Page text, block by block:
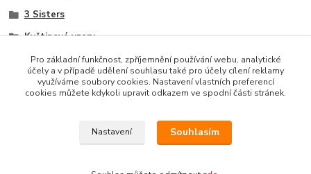
3 Sisters
Květinové vzory
Doplňkové vzory kolekce
Modré odstíny
Copyright © 2014 · E-SHOP S DESIGNOVÝMI LÁTKAMI
Pro základní funkčnost, zpříjemnění používání webu, analytické
účely a v případě udělení souhlasu také pro účely cílení reklamy
využíváme soubory cookies. Nastavení vlastních preferencí
cookies můžete kdykoli upravit odkazem ve spodní části stránek.
Nastavení Souhlasím